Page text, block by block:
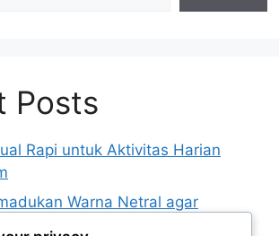
Posts
Rapi untuk Aktivitas Harian
Warna Netral agar